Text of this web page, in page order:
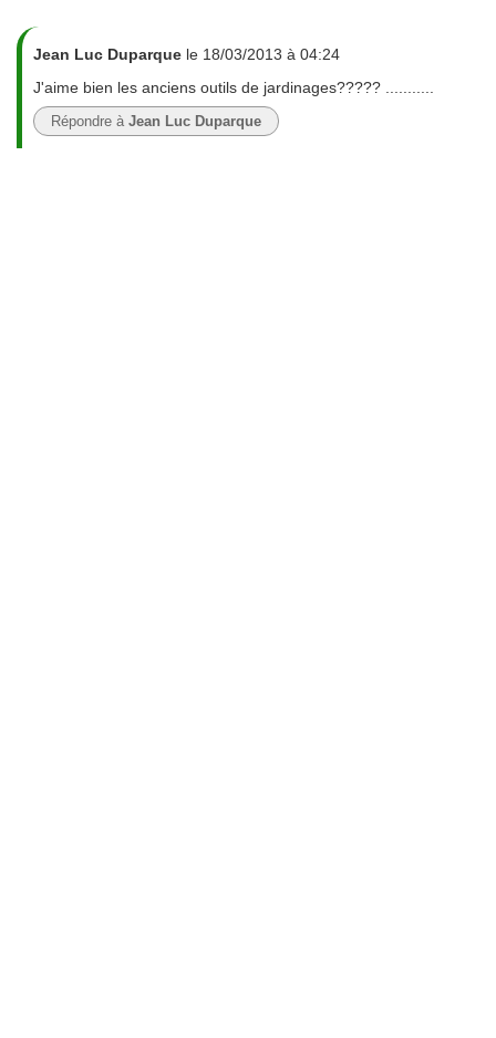
Jean Luc Duparque le 18/03/2013 à 04:24
J'aime bien les anciens outils de jardinages????? ...........
Répondre à Jean Luc Duparque